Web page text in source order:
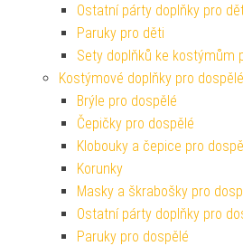
Ostatní párty doplňky pro
Paruky pro děti
Sety doplňků ke kostýmům
Kostýmové doplňky pro dospělé
Brýle pro dospělé
Čepičky pro dospělé
Klobouky a čepice pro
Korunky
Masky a škrabošky pro
Ostatní párty doplňky pro
Paruky pro dospělé